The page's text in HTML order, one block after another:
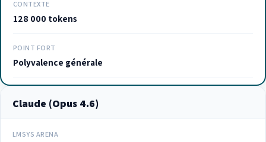
CONTEXTE
128 000 tokens
POINT FORT
Polyvalence générale
Claude (Opus 4.6)
LMSYS ARENA